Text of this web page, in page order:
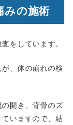
みの施術
をしています。
、体の崩れの検
開き、背骨のズ
いますので、結